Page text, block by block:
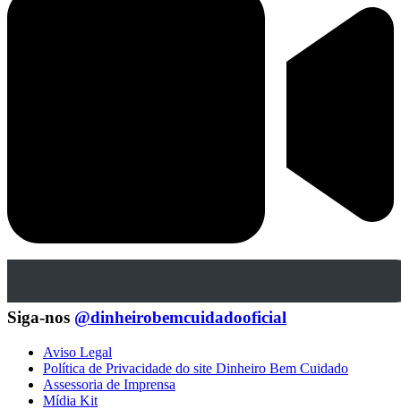
Siga-nos @dinheirobemcuidadooficial
Aviso Legal
Política de Privacidade do site Dinheiro Bem Cuidado
Assessoria de Imprensa
Mídia Kit